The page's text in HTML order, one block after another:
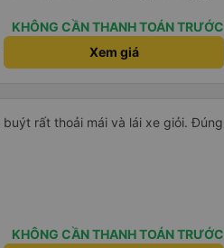
xe buýt mà tôi đã thử cho đến nay.
dành riêng cho hòn đảo này là nếu
xe buýt, vì vậy bạn chỉ đi 1 xe
vì phải xuống xe với hành lý
KHÔNG CẦN THANH TOÁN TRƯỚC
Xem giá
rất thoải mái và lái xe giỏi. Đúng
KHÔNG CẦN THANH TOÁN TRƯỚC